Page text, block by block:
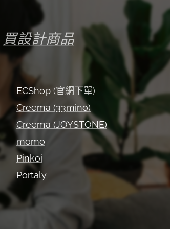
買設計商品
ECShop (官網下單)
Creema (33mino)
Creema (JOYSTONE)
momo
Pinkoi
Portaly